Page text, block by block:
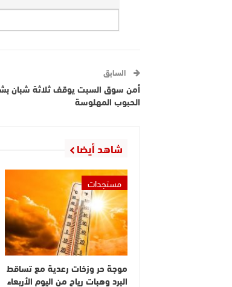
السابق
أمن سوق السبت يوقف ثلاثة شبان
الحبوب المهلوسة
شاهد أيضا
مستجدات
موجة حر وزخات رعدية مع تساقط
البرد وهبات رياح من اليوم الأربعاء